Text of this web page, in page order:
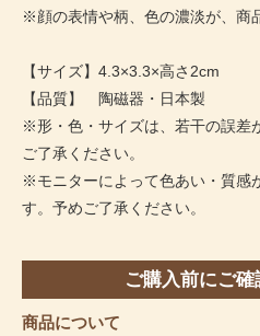
※顔の表情や柄、色の濃淡が、商
【サイズ】4.3×3.3×高さ2cm
【品質】 陶磁器・日本製
※形・色・サイズは、若干の誤差
ご了承ください。
※モニターによって色あい・質感
す。予めご了承ください。
ご購入前にご確
商品について